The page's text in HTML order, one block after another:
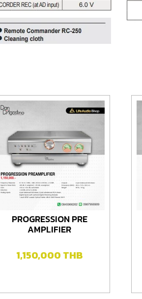
PROGRESSION PRE
AMPLIFIER
1,150,000 THB